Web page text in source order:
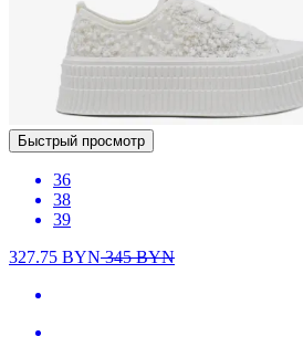
Быстрый просмотр
36
38
39
327.75 BYN345BYN